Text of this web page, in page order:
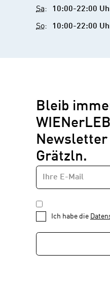
Sa: 10:00-22:00
So: 10:00-22:00
Bleib
Newsletter
Grätzln.
Newsletter
1
von
1
E-
MAIL-
ADRESSE
*
Ich habe die